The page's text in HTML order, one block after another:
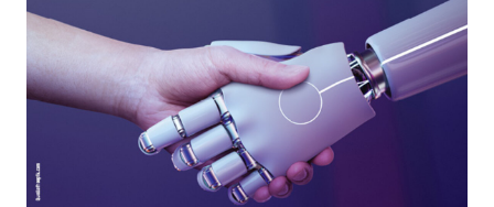
Jubiläum
Newsletter
Themen